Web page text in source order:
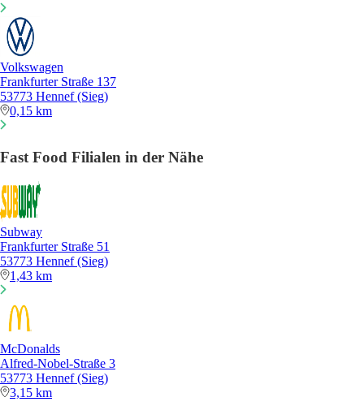
Volkswagen
Frankfurter Straße 137
53773 Hennef (Sieg)
0,15 km
Fast Food Filialen in der Nähe
Subway
Frankfurter Straße 51
53773 Hennef (Sieg)
1,43 km
McDonalds
Alfred-Nobel-Straße 3
53773 Hennef (Sieg)
3,15 km